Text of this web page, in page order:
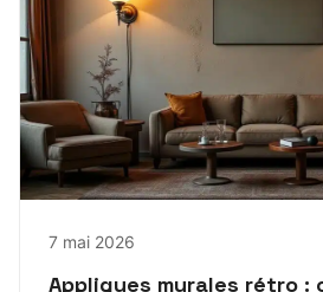
7 mai 2026
Appliques murales rétro :